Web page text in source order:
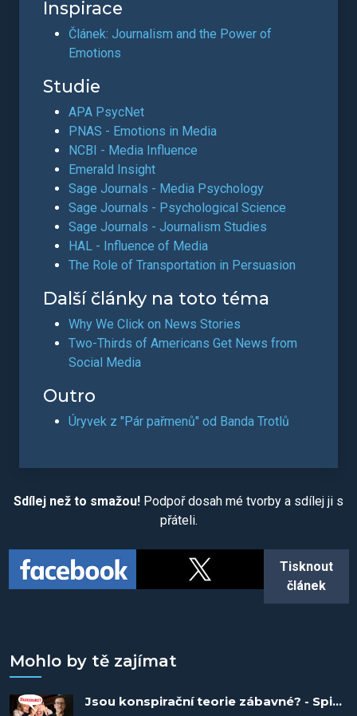
Inspirace
Článek: Journalism and the Power of
Emotions
Studie
APA PsycNet
PNAS - Emotions in Media
NCBI - Media Influence
Emerald Insight
Sage Journals - Media Psychology
Sage Journals - Psychological Science
Sage Journals - Journalism Studies
HAL - Influence of Media
The Role of Transportation in Persuasion
Další články na toto téma
Why We Click on News Stories
Two-Thirds of Americans Get News from
Social Media
Outro
Úryvek z "Pár pařmenů" od Banda Trotlů
Sdílej než to smažou! Podpoř dosah mé tvorby a sdílej ji s
přáteli.
Tisknout
článek
Mohlo by tě zajímat
Jsou konspirační teorie zábavné? - Spiknutí #32